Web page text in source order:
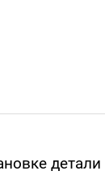
детали